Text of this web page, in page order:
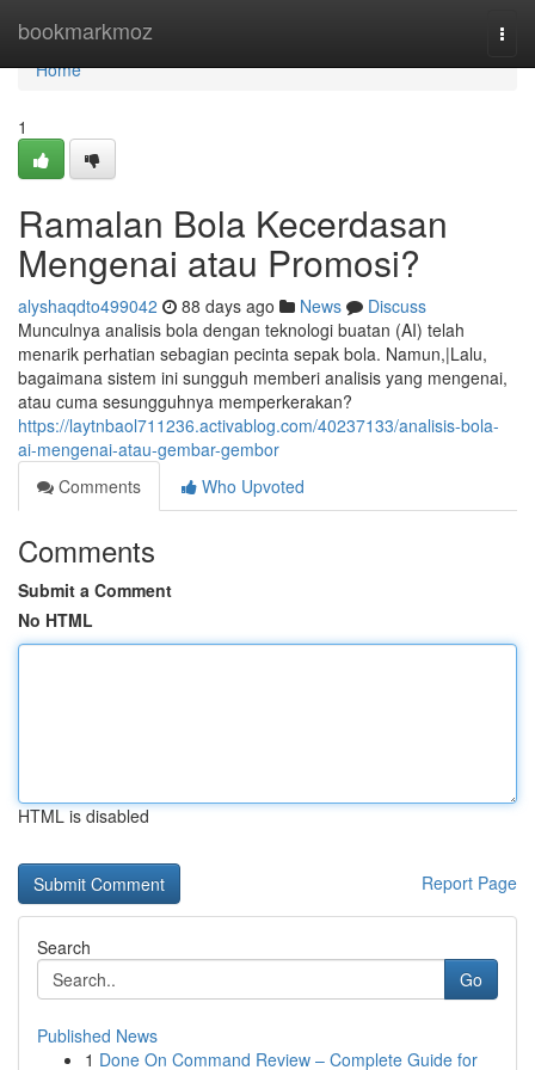
bookmarkmoz
Home
Home
1
Ramalan Bola Kecerdasan
Mengenai atau Promosi?
alyshaqdto499042 88 days ago News
Discuss
Munculnya analisis bola dengan teknologi buatan (AI) telah
menarik perhatian sebagian pecinta sepak bola. Namun,|Lalu,
bagaimana sistem ini sungguh memberi analisis yang mengenai,
atau cuma sesungguhnya memperkerakan?
https://laytnbaol711236.activablog.com/40237133/analisis-bola-
ai-mengenai-atau-gembar-gembor
Comments
Who Upvoted
Comments
Submit a Comment
No HTML
HTML is disabled
Report Page
Search
Go
Published News
1 Done On Command Review – Complete Guide for